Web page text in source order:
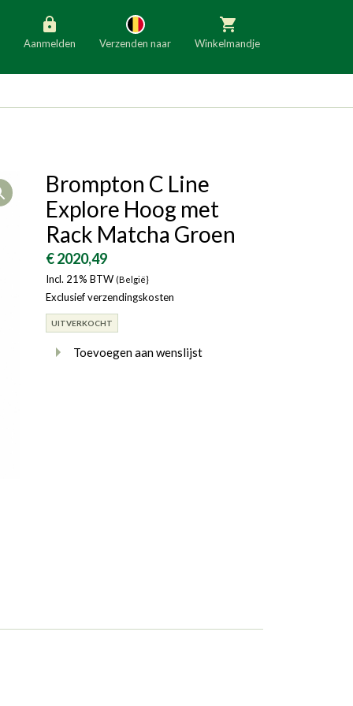
Aanmelden Verzenden naar
Slovenië Italië
Denemarken Finland
Bulgarije
Winkelmandje
Open
Brompton C Line
Explore Hoog met
Rack Matcha Groen
€ 2020,49
Incl. 21% BTW (België}
Exclusief verzendingskosten
UITVERKOCHT
Toevoegen aan wenslijst